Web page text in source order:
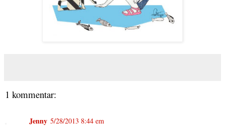
1 kommentar:
Jenny 5/28/2013 8:44 em